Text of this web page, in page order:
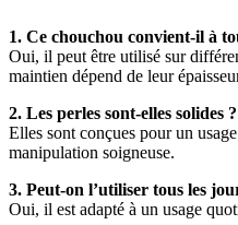
1. Ce chouchou convient-il à
Oui, il peut être utilisé sur
maintien dépend de leur
2. Les perles sont-elles solides ?
Elles sont conçues pour un
manipulation soigneuse.
3. Peut-on l’utiliser tous les
Oui, il est adapté à un usage